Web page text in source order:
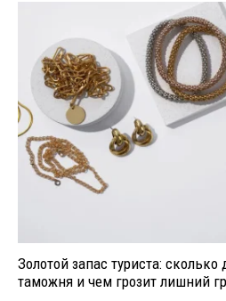
Золотой запас туриста: сколько
таможня и чем грозит лишний